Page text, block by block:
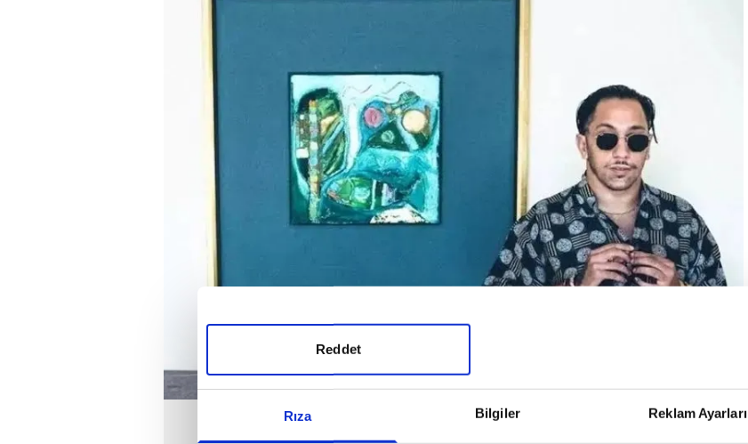
Rıza Bilgiler Reklam Ayarları
Reddet